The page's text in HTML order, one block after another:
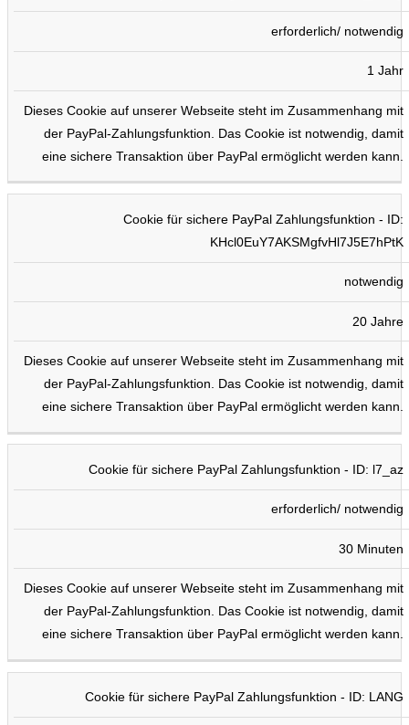
erforderlich/ notwendig
1 Jahr
Dieses Cookie auf unserer Webseite steht im Zusammenhang mit
der PayPal-Zahlungsfunktion. Das Cookie ist notwendig, damit
eine sichere Transaktion über PayPal ermöglicht werden kann.
Cookie für sichere PayPal Zahlungsfunktion - ID:
KHcl0EuY7AKSMgfvHl7J5E7hPtK
notwendig
20 Jahre
Dieses Cookie auf unserer Webseite steht im Zusammenhang mit
der PayPal-Zahlungsfunktion. Das Cookie ist notwendig, damit
eine sichere Transaktion über PayPal ermöglicht werden kann.
Cookie für sichere PayPal Zahlungsfunktion - ID: l7_az
erforderlich/ notwendig
30 Minuten
Dieses Cookie auf unserer Webseite steht im Zusammenhang mit
der PayPal-Zahlungsfunktion. Das Cookie ist notwendig, damit
eine sichere Transaktion über PayPal ermöglicht werden kann.
Cookie für sichere PayPal Zahlungsfunktion - ID: LANG